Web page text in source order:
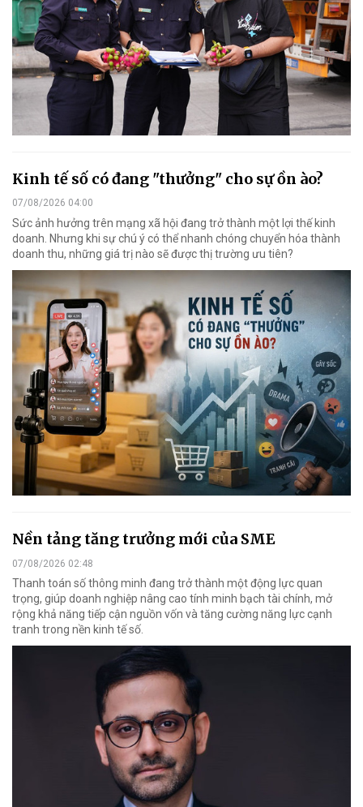
Kinh tế số có đang "thưởng" cho sự ồn ào?
07/08/2026 04:00
Sức ảnh hưởng trên mạng xã hội đang trở thành một lợi thế kinh
doanh. Nhưng khi sự chú ý có thể nhanh chóng chuyển hóa thành
doanh thu, những giá trị nào sẽ được thị trường ưu tiên?
Nền tảng tăng trưởng mới của SME
07/08/2026 02:48
Thanh toán số thông minh đang trở thành một động lực quan
trọng, giúp doanh nghiệp nâng cao tính minh bạch tài chính, mở
rộng khả năng tiếp cận nguồn vốn và tăng cường năng lực cạnh
tranh trong nền kinh tế số.